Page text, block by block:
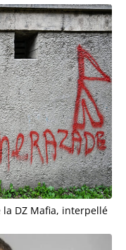
DZ Mafia, interpellé